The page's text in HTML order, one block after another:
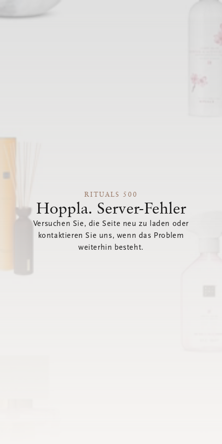
RITUALS 500
Hoppla. Server-Fehler
Versuchen Sie, die Seite neu zu laden oder
kontaktieren Sie uns, wenn das Problem
weiterhin besteht.